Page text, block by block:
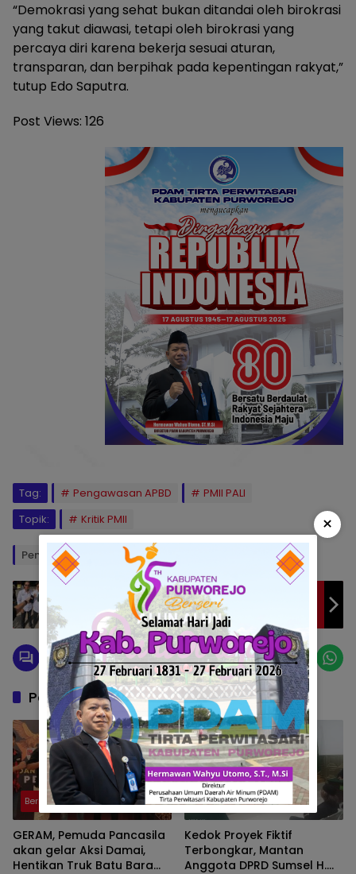
“Demokrasi yang sehat bukan ditandai oleh birokrasi
yang takut diawasi, tetapi oleh birokrasi yang
percaya diri karena bekerja sesuai aturan,
transparan, dan berpihak pada kepentingan rakyat,”
tutup Edo Saputra.
Post Views: 126
Tag: Pengawasan APBD
PMII PALI
Topik:
Kritik PMII
Penulis: Ril/Rd Editor: Okto
Serapan Anggaran Baru 28 Persen, DPD PGK
PALI: Jangan Sampai OPD Hanya Berani
Duduk di Kursi, Tapi Tak Berani Menjalankan
Amanah
Pos Terkait
Berita
GERAM, Pemuda Pancasila
akan gelar Aksi Damai,
Hentikan Truk Batu Bara
Berita
Kedok Proyek Fiktif
Terbongkar, Mantan
Anggota DPRD Sumsel H.
×